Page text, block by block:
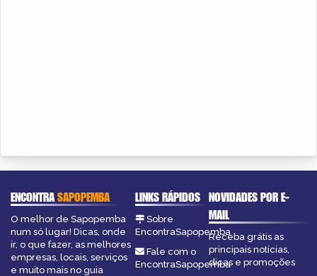
ENCONTRASAPOPEMBA
O melhor de Sapopemba
num só lugar! Dicas, onde
ir, o que fazer, as melhores
empresas, locais, serviços
e muito mais no guia
LINKS RÁPIDOS
Sobre
EncontraSapopemba
Fale com o
EncontraSapopemba
NOVIDADES POR E-
MAIL
Receba grátis as
principais notícias,
dicas e promoções